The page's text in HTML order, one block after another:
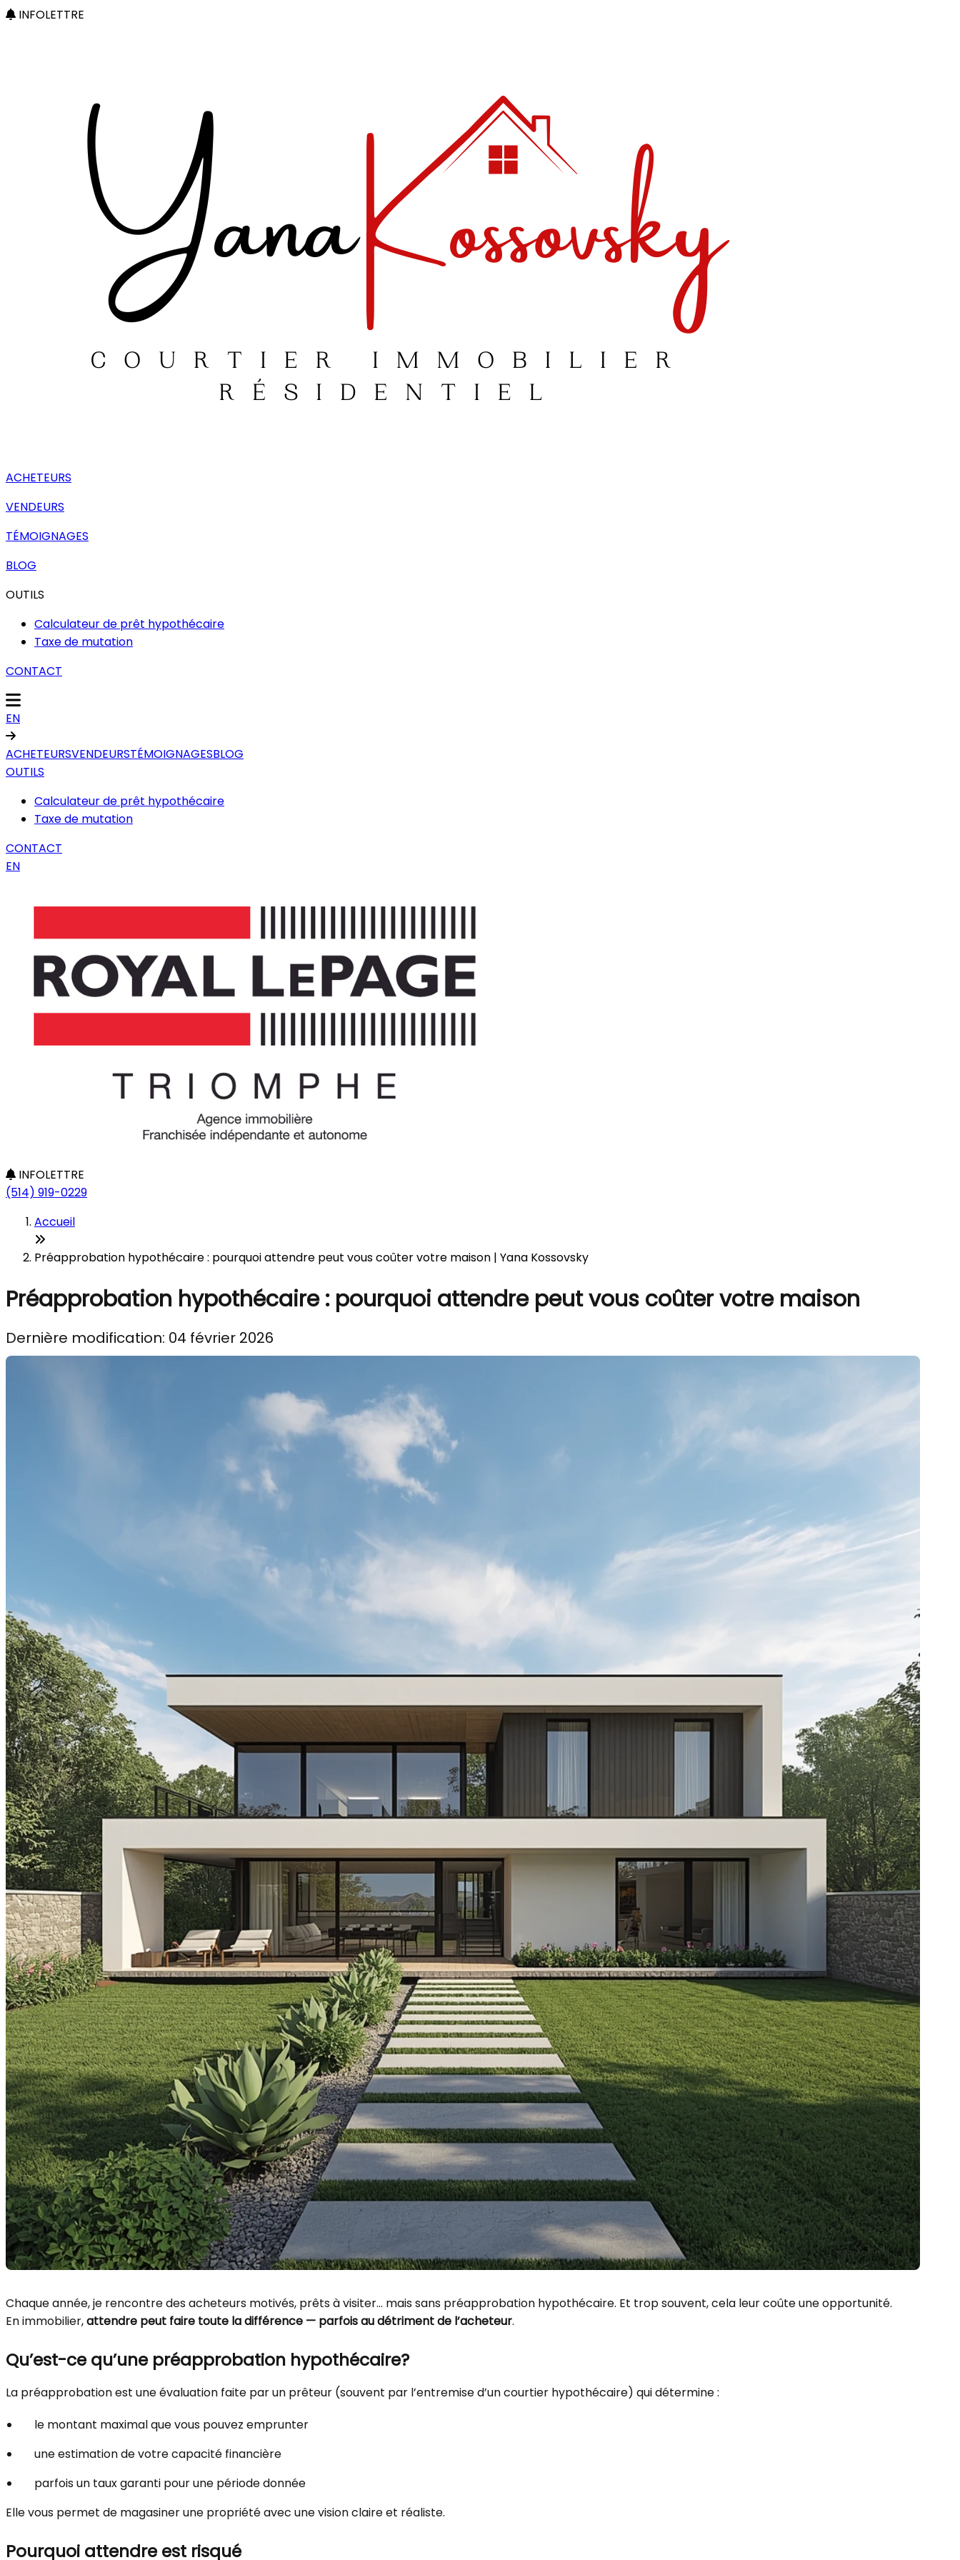
INFOLETTRE
ACHETEURS
VENDEURS
TÉMOIGNAGES
BLOG
OUTILS
Calculateur de prêt hypothécaire
Taxe de mutation
CONTACT
EN
ACHETEURSVENDEURSTÉMOIGNAGESBLOG
OUTILS
Calculateur de prêt hypothécaire
Taxe de mutation
CONTACT
EN
INFOLETTRE
(514) 919-0229
Accueil
Préapprobation hypothécaire : pourquoi attendre peut vous coûter votre maison | Yana Kossovsky
Préapprobation hypothécaire : pourquoi attendre peut vous coûter votre maison
Dernière modification: 04 février 2026
Chaque année, je rencontre des acheteurs motivés, prêts à visiter… mais sans préapprobation hypothécaire. Et trop souvent, cela leur coûte une opportunité.
En immobilier,attendre peut faire toute la différence — parfois au détriment de l’acheteur.
Qu’est-ce qu’une préapprobation hypothécaire?
La préapprobation est une évaluation faite par un prêteur (souvent par l’entremise d’un courtier hypothécaire) qui détermine :
le montant maximal que vous pouvez emprunter
une estimation de votre capacité financière
parfois un taux garanti pour une période donnée
Elle vous permet de magasiner une propriété avec une vision claire et réaliste.
Pourquoi attendre est risqué